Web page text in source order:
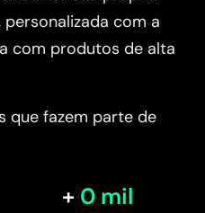
com a
com produtos de alta
que fazem parte de
0 mil